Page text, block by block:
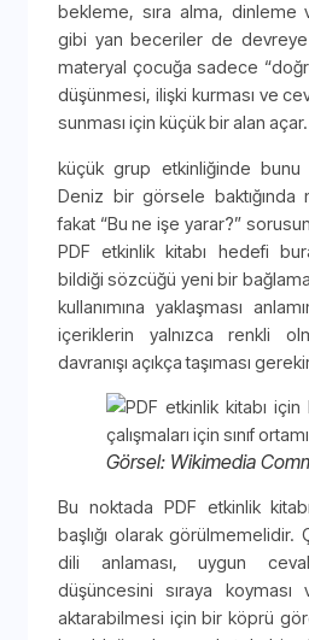
bekleme, sıra alma, dinleme
gibi yan beceriler de
materyal çocuğa sadece
düşünmesi, ilişki kurması ve
sunması için küçük bir alan açar.
küçük grup etkinliğinde
Deniz bir görsele baktığında
fakat “Bu ne işe yarar?”
PDF etkinlik kitabı hedefi
bildiği sözcüğü yeni bir
kullanımına yaklaşması
içeriklerin yalnızca renkli
davranışı açıkça taşıması
Görsel: Wikimedia
Bu noktada PDF etkinlik
başlığı olarak görülmemelidir.
dili anlaması, uygun
düşüncesini sıraya
aktarabilmesi için bir köprü